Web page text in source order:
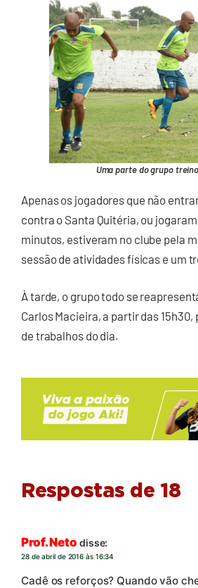
Uma parte do grupo
Apenas os jogadores que não
contra o Santa Quitéria, ou
minutos, estiveram no clube pela
sessão de atividades físicas e um
À tarde, o grupo todo se
Carlos Macieira, a partir das
de trabalhos do dia.
Respostas de 18
Prof. Neto disse:
28 de abril de 2016 às 16:34
Cadê os reforços? Quando vão